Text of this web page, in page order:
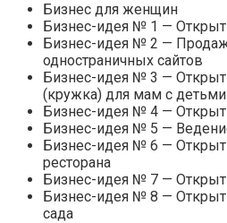
Бизнес для женщин
Бизнес-идея № 1 —
Бизнес-идея № 2 —
одностраничных сайтов
Бизнес-идея № 3 —
(кружка) для мам с детьми
Бизнес-идея № 4 —
Бизнес-идея № 5 —
Бизнес-идея № 6 —
ресторана
Бизнес-идея № 7 —
Бизнес-идея № 8 —
сада